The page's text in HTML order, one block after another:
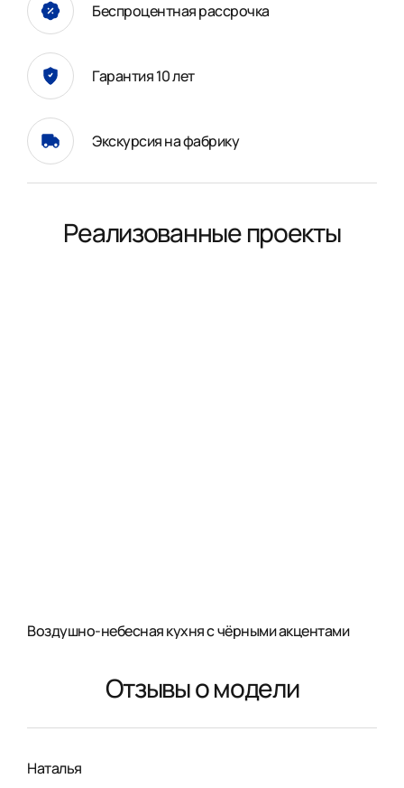
Беспроцентная рассрочка
Гарантия 10 лет
Экскурсия на фабрику
Реализованные проекты
Воздушно-небесная кухня с чёрными акцентами
Отзывы о модели
Наталья